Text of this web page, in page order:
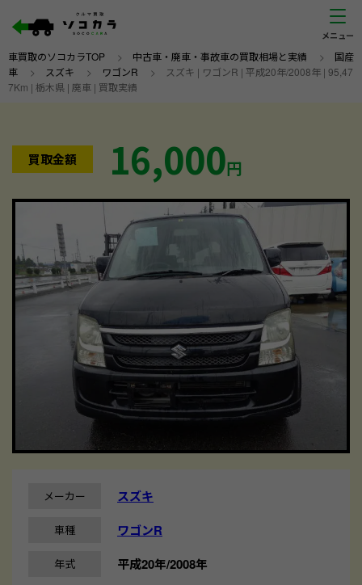
車買取のソコカラTOP > 中古車・廃車・事故車の買取相場と実績 > 国産
車 > スズキ > ワゴンR >
スズキ | ワゴンR | 平成20年/2008年 | 95,47
7Km | 栃木県 | 廃車 | 買取実績
買取金額 16,000円
メーカー スズキ
車種 ワゴンR
年式 平成20年/2008年